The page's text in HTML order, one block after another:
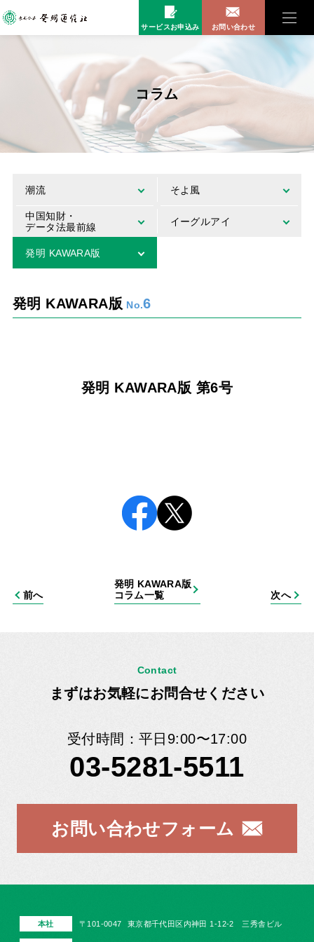
サービスお申込み お問い合わせ
コラム
潮流 そよ風
中国知財・
データ法最前線
イーグルアイ
発明 KAWARA版
発明 KAWARA版 6
発明 KAWARA版 第6号
前へ
発明 KAWARA版
コラム一覧
次へ
Contact
まずはお気軽にお問合せください
受付時間：平日9:00〜17:00
03-5281-5511
お問い合わせフォーム
本社 〒101-0047 東京都千代田区内神田 1-12-2 三秀舎ビル